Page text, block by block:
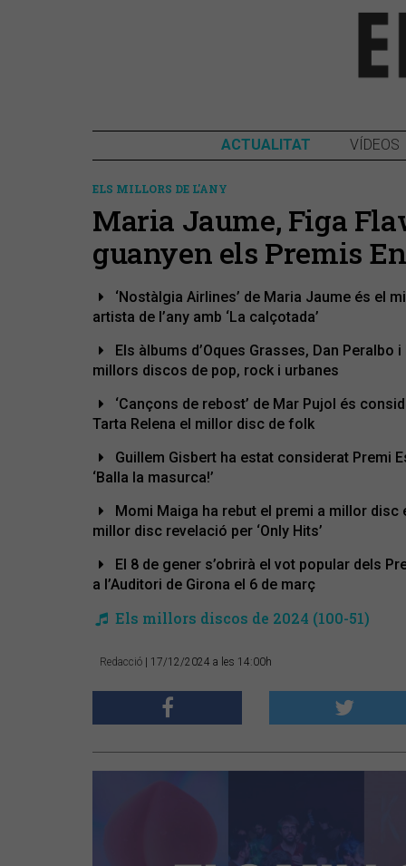
ACTUALITAT VÍDEOS
ELS MILLORS DE L'ANY
Maria Jaume, Figa
guanyen els Premis
‘Nostàlgia Airlines’ de Maria Jaume és el
artista de l’any amb ‘La calçotada’
Els àlbums d’Oques Grasses, Dan
millors discos de pop, rock i urbanes
‘Cançons de rebost’ de Mar Pujol és
Tarta Relena el millor disc de folk
Guillem Gisbert ha estat considerat Premi
‘Balla la masurca!’
Momi Maiga ha rebut el premi a millor disc
millor disc revelació per ‘Only Hits’
El 8 de gener s’obrirà el vot popular dels
a l’Auditori de Girona el 6 de març
Els millors discos de 2024 (100-51)
Redacció | 17/12/2024 a les 14:00h